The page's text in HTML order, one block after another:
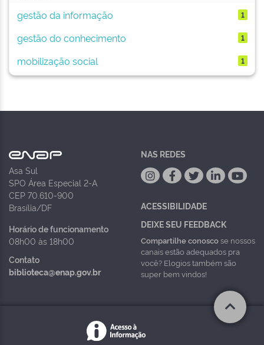
gestão da informação
1
gestão do conhecimento 1
mobilização social 1
Asa Sul
SPO Área Especial 2-A
CEP 70.610-900
Brasília/DF
Horário de funcionamento
08h00 às 18h00
Contato
biblioteca@enap.gov.br
NAS REDES
ACESSIBILIDADE
DEIXE SEU FEEDBACK
Compartilhe conoscose nossos
canais estão adequados pra
você? Elogios também são
super bem vindos!